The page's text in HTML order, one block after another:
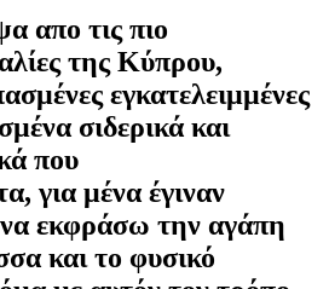
απο τις πιο
της Κύπρου,
εγκατελειμμένες
σιδερικά και
που
για μένα έγιναν
να εκφράσω την αγάπη
και το φυσικό